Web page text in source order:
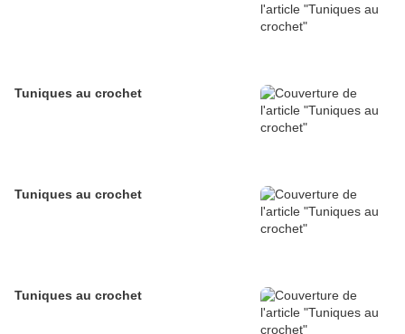
Tuniques au crochet
Tuniques au crochet
Tuniques au crochet